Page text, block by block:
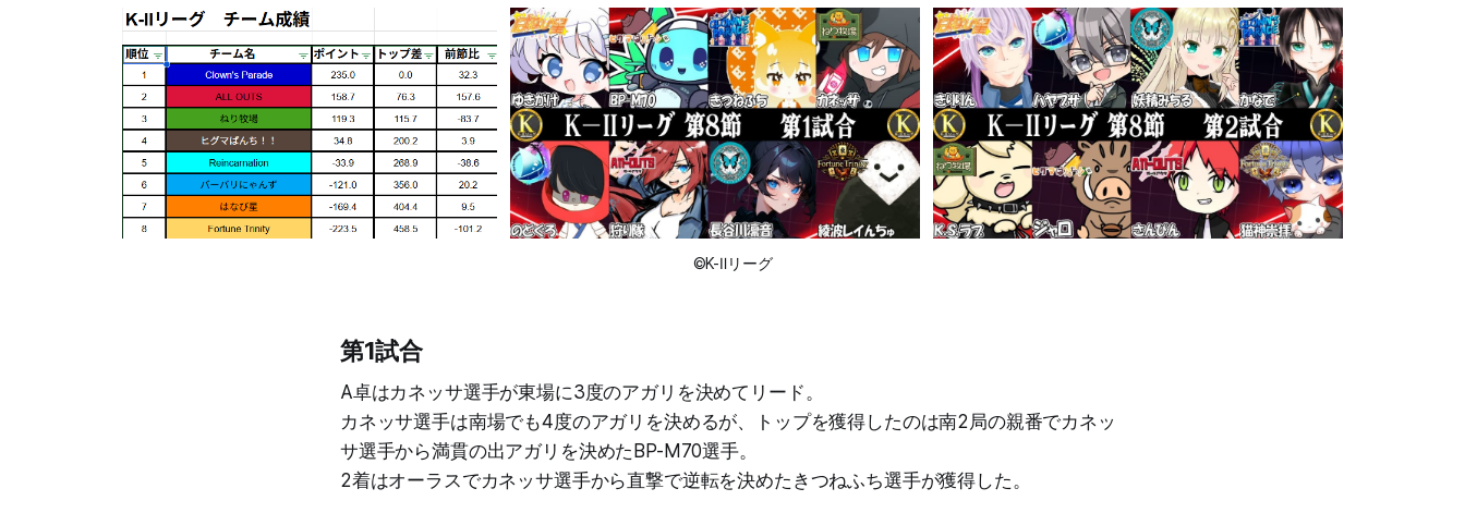
©K-Ⅱリーグ
第1試合
A卓はカネッサ選手が東場に3度のアガリを決めてリード。
カネッサ選手は南場でも4度のアガリを決めるが、トップを獲得したのは南2局の親番でカネッ
サ選手から満貫の出アガリを決めたBP-M70選手。
2着はオーラスでカネッサ選手から直撃で逆転を決めたきつねふち選手が獲得した。